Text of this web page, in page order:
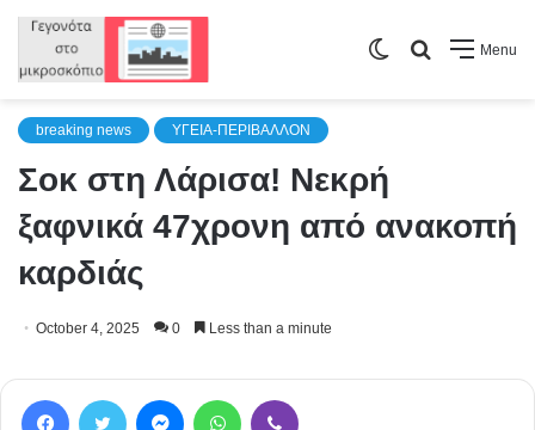
Menu
Search
Switch
breaking news ΥΓΕΙΑ-ΠΕΡΙΒΑΛΛΟΝ
Σοκ στη Λάρισα! Νεκρή
ξαφνικά 47χρονη από ανακοπή
καρδιάς
October 4, 2025 0 Less than a minute
Facebook Twitter MessengerWhatsApp